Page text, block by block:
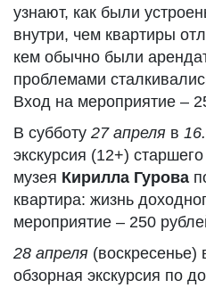
узнают, как были
внутри, чем квартиры
кем обычно были
проблемами
Вход на мероприятие –
В субботу 27 апреля в
экскурсия (12+)
музея Кирилла Гурова
квартира: жизнь
мероприятие – 250
28 апреля (воскресенье)
обзорная экскурсия по